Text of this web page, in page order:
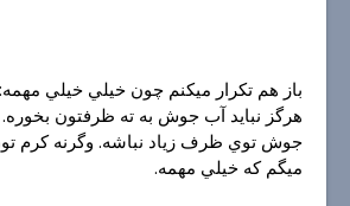
باز هم تكرار ميكنم چون خيلي خيلي مهمه:
هرگز نبايد آب جوش به ته ظرفتون
جوش توي ظرف زياد نباشه. وگرنه كرم
ميگم كه خيلي مهمه.